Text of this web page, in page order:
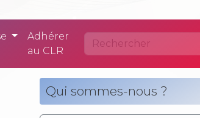
- La
Adhérer
au CLR
Qui sommes-nous ?